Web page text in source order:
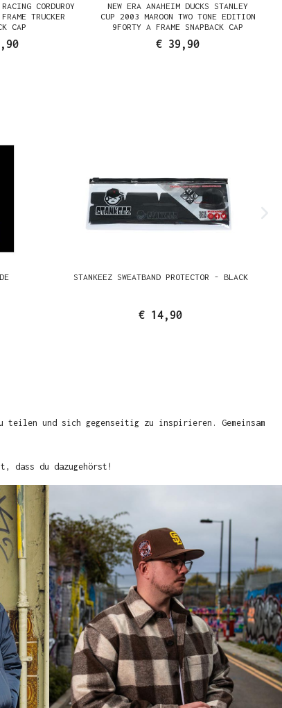
CORDUROY
TRUCKER
CAP
NEW ERA ANAHEIM DUCKS STANLEY
CUP 2003 MAROON TWO TONE EDITION
9FORTY A FRAME SNAPBACK CAP
€ 39,90
STANKEEZ SWEATBAND PROTECTOR - BLACK
€ 14,90
teilen und sich gegenseitig zu inspirieren. Gemeinsam
dass du dazugehörst!